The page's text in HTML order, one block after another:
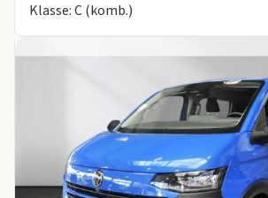
Klasse: C (komb.)